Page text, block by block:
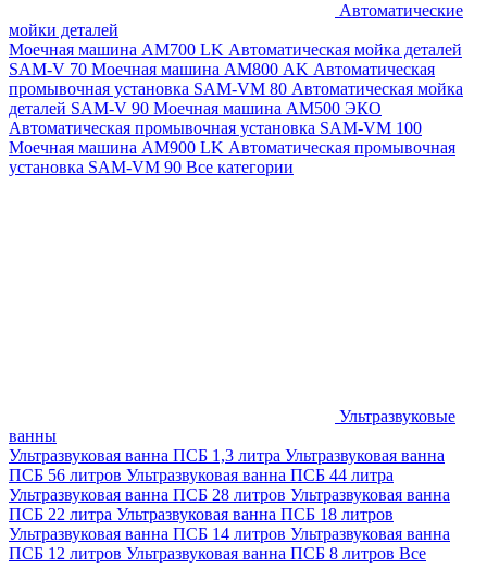
Автоматические
мойки деталей
Моечная машина AM700 LK Автоматическая мойка деталей
SAM-V 70 Моечная машина АМ800 AK Автоматическая
промывочная установка SAM-VM 80 Автоматическая мойка
деталей SAM-V 90 Моечная машина АМ500 ЭКО
Автоматическая промывочная установка SAM-VM 100
Моечная машина AM900 LK Автоматическая промывочная
установка SAM-VM 90 Все категории
Ультразвуковые
ванны
Ультразвуковая ванна ПСБ 1,3 литра Ультразвуковая ванна
ПСБ 56 литров Ультразвуковая ванна ПСБ 44 литра
Ультразвуковая ванна ПСБ 28 литров Ультразвуковая ванна
ПСБ 22 литра Ультразвуковая ванна ПСБ 18 литров
Ультразвуковая ванна ПСБ 14 литров Ультразвуковая ванна
ПСБ 12 литров Ультразвуковая ванна ПСБ 8 литров Все